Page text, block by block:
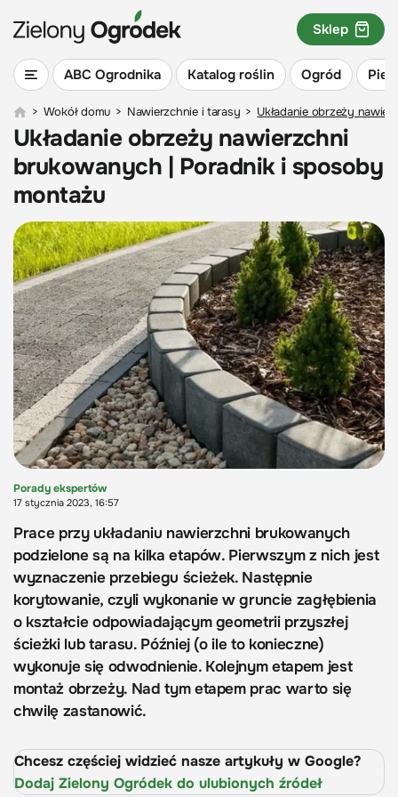
ABC Ogrodnika Katalog roślin Ogród
Sklep
> Wokół domu > Nawierzchnie i tarasy > Układanie obrzeży
Układanie obrzeży nawierzchni
brukowanych | Poradnik i sposoby
montażu
Porady ekspertów
17 stycznia 2023, 16:57
Prace przy układaniu nawierzchni brukowanych
podzielone są na kilka etapów. Pierwszym z nich jest
wyznaczenie przebiegu ścieżek. Następnie
korytowanie, czyli wykonanie w gruncie zagłębienia
o kształcie odpowiadającym geometrii przyszłej
ścieżki lub tarasu. Później (o ile to konieczne)
wykonuje się odwodnienie. Kolejnym etapem jest
montaż obrzeży. Nad tym etapem prac warto się
chwilę zastanowić.
Chcesz częściej widzieć nasze artykuły w Google?
Dodaj Zielony Ogródek do ulubionych źródeł